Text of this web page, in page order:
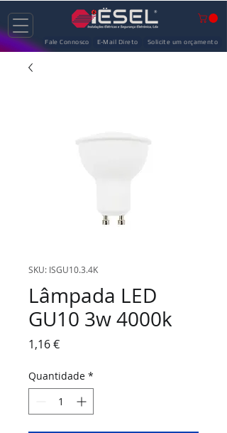
Fale Connosco E-Mail Direto Solicite um orçamento
SKU: ISGU10.3.4K
Lâmpada LED
GU10 3w 4000k
1,16 €Preço
Quantidade *